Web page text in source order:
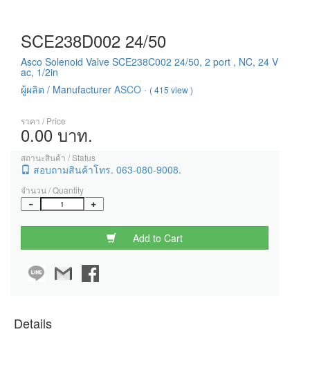
SCE238D002 24/50
Asco Solenoid Valve SCE238C002 24/50, 2 port , NC, 24 V
ac, 1/2in
ผู้ผลิต / Manufacturer ASCO · ( 415 view )
ราคา / Price
0.00 บาท.
สถานะสินค้า / Status
สอบถามสินค้าโทร. 063-080-9008.
จำนวน / Quantity
Add to Cart
Details